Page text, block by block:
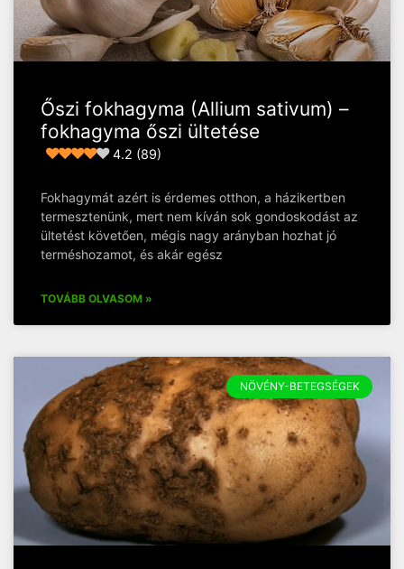
Őszi fokhagyma (Allium sativum) –
fokhagyma őszi ültetése
4.2 (89)
Fokhagymát azért is érdemes otthon, a házikertben
termesztenünk, mert nem kíván sok gondoskodást az
ültetést követően, mégis nagy arányban hozhat jó
terméshozamot, és akár egész
TOVÁBB OLVASOM »
NÖVÉNY-BETEGSÉGEK